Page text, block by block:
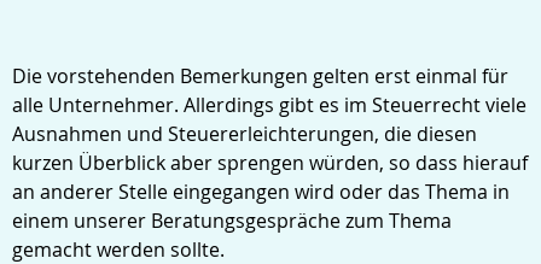
Die vorstehenden Bemerkungen gelten erst einmal für
alle Unternehmer. Allerdings gibt es im Steuerrecht viele
Ausnahmen und Steuererleichterungen, die diesen
kurzen Überblick aber sprengen würden, so dass hierauf
an anderer Stelle eingegangen wird oder das Thema in
einem unserer Beratungsgespräche zum Thema
gemacht werden sollte.